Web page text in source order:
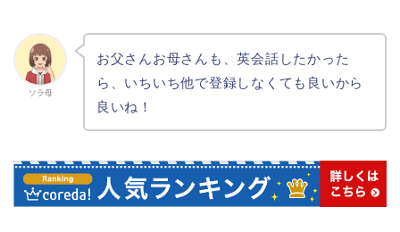
ソラ母
お父さんお母さんも、英会話したかった
ら、いちいち他で登録しなくても良いから
良いね！